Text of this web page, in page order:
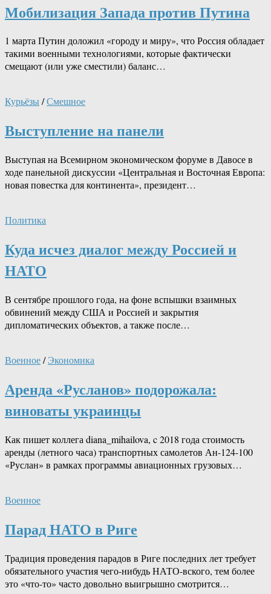
Мобилизация Запада против Путина
1 марта Путин доложил «городу и миру», что Россия обладает
такими военными технологиями, которые фактически
смещают (или уже сместили) баланс…
Курьёзы/Смешное
Выступление на панели
Выступая на Всемирном экономическом форуме в Давосе в
ходе панельной дискуссии «Центральная и Восточная Европа:
новая повестка для континента», президент…
Политика
Куда исчез диалог между Россией и
НАТО
В сентябре прошлого года, на фоне вспышки взаимных
обвинений между США и Россией и закрытия
дипломатических объектов, а также после…
Военное/Экономика
Аренда «Русланов» подорожала:
виноваты украинцы
Как пишет коллега diana_mihailova, c 2018 года стоимость
аренды (летного часа) транспортных самолетов Ан-124-100
«Руслан» в рамках программы авиационных грузовых…
Военное
Парад НАТО в Риге
Традиция проведения парадов в Риге последних лет требует
обязательного участия чего-нибудь НАТО-вского, тем более
это «что-то» часто довольно выигрышно смотрится…